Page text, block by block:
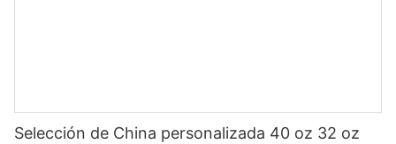
Selección de China personalizada 40 oz 32 oz